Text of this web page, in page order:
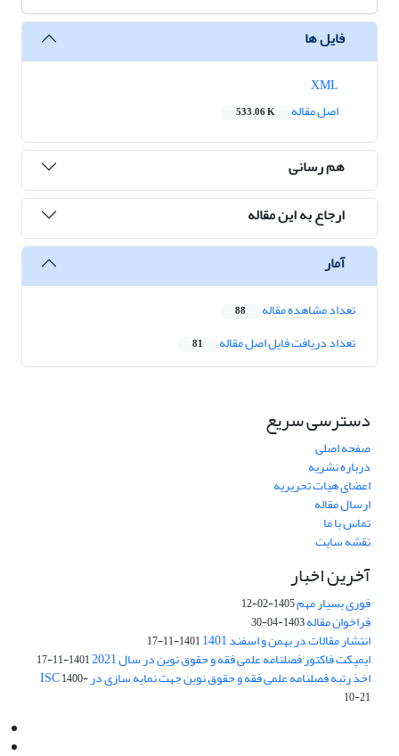
فایل ها
اصل مقاله
533.06 K
هم رسانی
ارجاع به این مقاله
آمار
تعداد مشاهده مقاله 88
تعداد دریافت فایل اصل مقاله 81
دسترسی سریع
صفحه اصلی
درباره نشریه
اعضای هیات تحریریه
ارسال مقاله
تماس با ما
نقشه سایت
آخرین اخبار
فوری بسیار مهم1405-02-12
فراخوان مقاله1403-04-30
انتشار مقالات در بهمن و اسفند 1401 1401-11-17
ایمپکت فاکتور فصلنامه علمی فقه و حقوق نوین در سال 2021 1401-11-17
اخذ رتبه فصلنامه علمی فقه و حقوق نوین جهت نمایه سازی در ISC1400-
10-21